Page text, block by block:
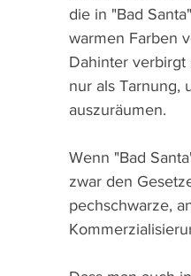
die in "Bad
warmen Farben
Dahinter verbirgt
nur als Tarnung,
auszuräumen.
Wenn "Bad
zwar den
pechschwarze,